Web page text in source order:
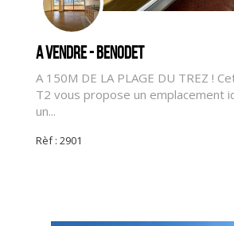
A vendre - BENODET
A 150M DE LA PLAGE DU TREZ !
T2 vous propose un emplacement
un...
Rèf : 2901